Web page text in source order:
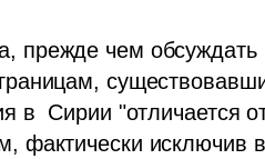
чем обсуждать
в  Сирии "отличается
фактически исключив